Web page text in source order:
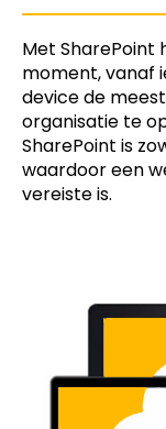
Met SharePoint
moment, vanaf
device de
organisatie te
SharePoint is
waardoor een
vereiste is.